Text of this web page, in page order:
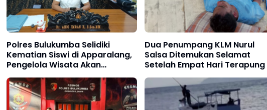
Polres Bulukumba Selidiki
Kematian Siswi di Apparalang,
Pengelola Wisata Akan
Diperiksa
Dua Penumpang KLM Nurul
Salsa Ditemukan Selamat
Setelah Empat Hari
Laut, Tiga Korban Lain Diduga
Meninggal Dunia